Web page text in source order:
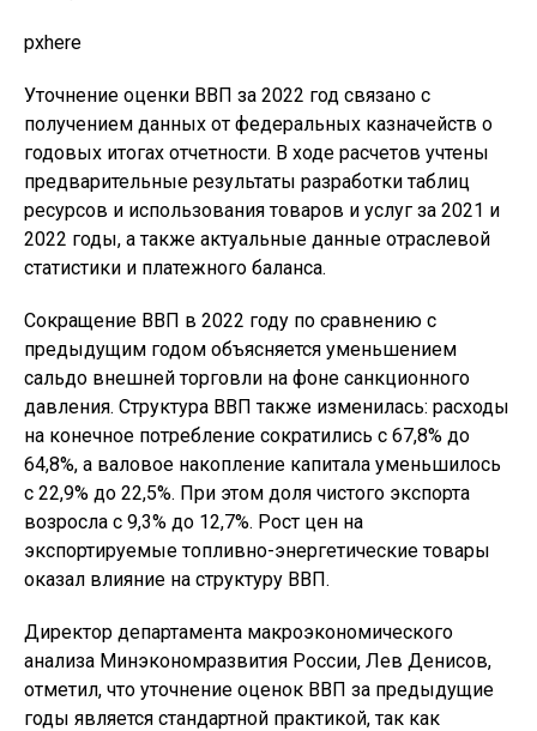
pxhere
Уточнение оценки ВВП за 2022 год связано с
получением данных от федеральных казначейств о
годовых итогах отчетности. В ходе расчетов учтены
предварительные результаты разработки таблиц
ресурсов и использования товаров и услуг за 2021 и
2022 годы, а также актуальные данные отраслевой
статистики и платежного баланса.
Сокращение ВВП в 2022 году по сравнению с
предыдущим годом объясняется уменьшением
сальдо внешней торговли на фоне санкционного
давления. Структура ВВП также изменилась: расходы
на конечное потребление сократились с 67,8% до
64,8%, а валовое накопление капитала уменьшилось
с 22,9% до 22,5%. При этом доля чистого экспорта
возросла с 9,3% до 12,7%. Рост цен на
экспортируемые топливно-энергетические товары
оказал влияние на структуру ВВП.
Директор департамента макроэкономического
анализа Минэкономразвития России, Лев Денисов,
отметил, что уточнение оценок ВВП за предыдущие
годы является стандартной практикой, так как